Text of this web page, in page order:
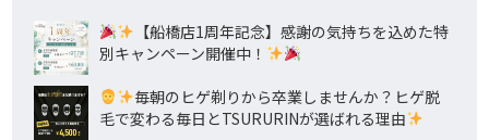
【船橋店1周年記念】感謝の気持ちを込めた特
別キャンペーン開催中！
毎朝のヒゲ剃りから卒業しませんか？ヒゲ脱
毛で変わる毎日とTSURURINが選ばれる理由